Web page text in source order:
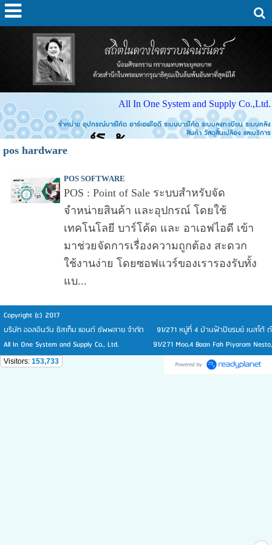
All In One System and Supply Co.,Ltd.
จำหน่าย อุปกรณ์บาร์โค้ด อาร์เอฟไอดี ระบบบาร์โค้ด ระบบลงทะเบียน ระบบคลัง
สินค้า วัสดุสิ้นเปลือง และบริการ
pos hardware
POS SOFTWARE
POS : Point of Sale ระบบสำหรับจัด
จำหน่ายสินค้า และอุปกรณ์ โดยใช้
เทคโนโลยี บาร์โค้ด และ อาเอฟไอดี เข้า
มาช่วยจัดการเรื่องความถูกต้อง สะดวก
ใช้งานง่าย โดยซอฟแวร์ของเรารองรับทั้ง
แบ...
Copyright (c) 2017
บริษัท ออลอินวัน ซิสเท็ม แอนด์ ซัพพลาย จำกัด 91/271 หมู่ที่ 4 บ้านฟ้าปิยรมย์ เนสโต้ ต
All In One System and Supply Co., Ltd. 91/271 Moo.4 Baan Fah Piyarom Nesto,
Visitors: 153,733